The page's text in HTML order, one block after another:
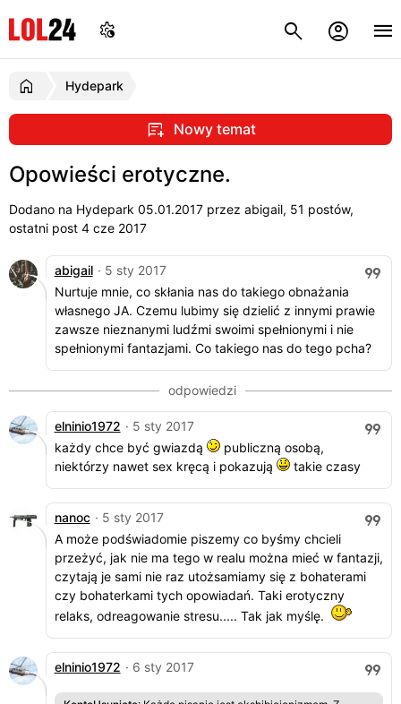
Hydepark
Nowy temat
Opowieści erotyczne.
Dodano na Hydepark 05.01.2017 przez abigail, 51 postów,
ostatni post 4 cze 2017
abigail · 5 sty 2017
Nurtuje mnie, co skłania nas do takiego obnażania
własnego JA. Czemu lubimy się dzielić z innymi prawie
zawsze nieznanymi ludźmi swoimi spełnionymi i nie
spełnionymi fantazjami. Co takiego nas do tego pcha?
elninio1972 · 5 sty 2017
każdy chce być gwiazdą
publiczną osobą,
niektórzy nawet sex kręcą i pokazują
takie czasy
nanoc · 5 sty 2017
A może podświadomie piszemy co byśmy chcieli
przeżyć, jak nie ma tego w realu można mieć w fantazji,
czytają je sami nie raz utożsamiamy się z bohaterami
czy bohaterkami tych opowiadań. Taki erotyczny
relaks, odreagowanie stresu..... Tak jak myślę.
elninio1972 · 6 sty 2017